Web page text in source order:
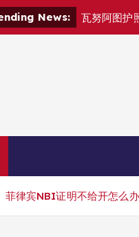
News: 瓦努阿图护
菲律宾NBI证明不给开怎么办